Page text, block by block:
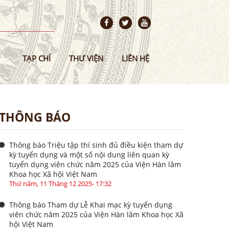
TẠP CHÍ THƯ VIỆN LIÊN HỆ
BÁO
Thông báo Triệu tập thí sinh đủ điều kiện tham dự
kỳ tuyển dụng và một số nội dung liên quan kỳ
tuyển dụng viên chức năm 2025 của Viện Hàn lâm
Khoa học Xã hội Việt Nam
Thứ năm, 11 Tháng 12 2025- 17:32
Thông báo Tham dự Lễ Khai mạc kỳ tuyển dụng
viên chức năm 2025 của Viện Hàn lâm Khoa học Xã
hội Việt Nam